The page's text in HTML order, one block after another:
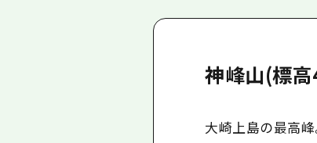
神峰山(標
大崎上島の最高峰